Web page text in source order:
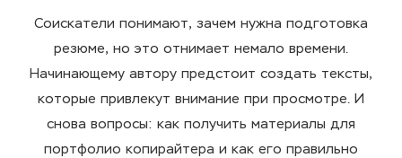
Соискатели понимают, зачем нужна подготовка
резюме, но это отнимает немало времени.
Начинающему автору предстоит создать тексты,
которые привлекут внимание при просмотре. И
снова вопросы: как получить материалы для
портфолио копирайтера и как его правильно